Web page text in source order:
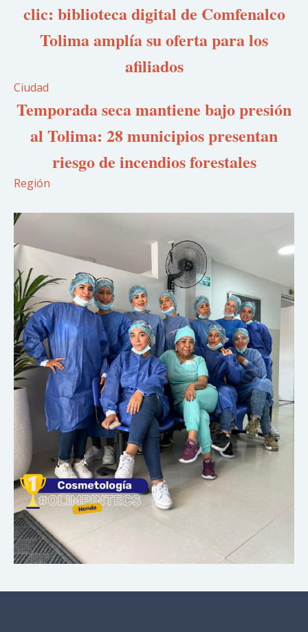
clic: biblioteca digital de Comfenalco
Tolima amplía su oferta para los
afiliados
Ciudad
Temporada seca mantiene bajo presión
al Tolima: 28 municipios presentan
riesgo de incendios forestales
Región